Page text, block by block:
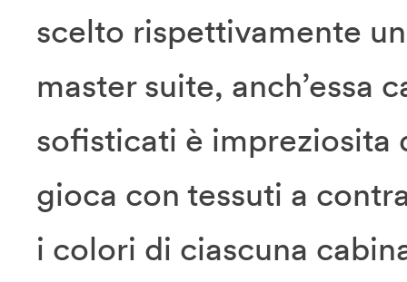
scelto rispettivamente
master suite, anch’essa
sofisticati è impreziosita
gioca con tessuti a
i colori di ciascuna